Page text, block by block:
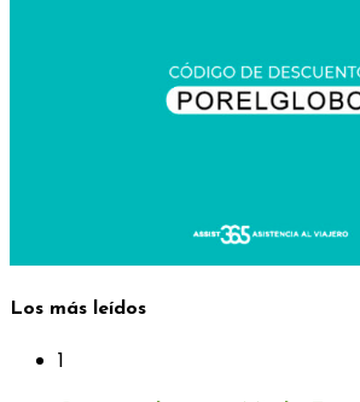
Los más leídos
1